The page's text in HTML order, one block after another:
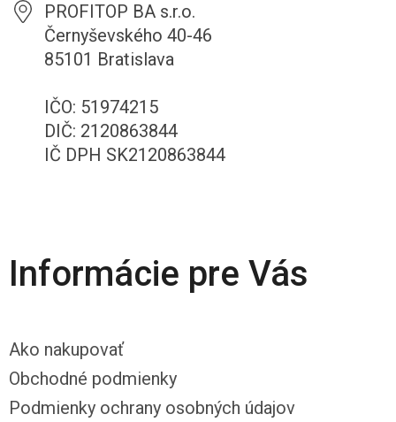
PROFITOP BA s.r.o.
Černyševského 40-46
85101 Bratislava
IČO: 51974215
DIČ: 2120863844
IČ DPH SK2120863844
Informácie pre Vás
Ako nakupovať
Obchodné podmienky
Podmienky ochrany osobných údajov